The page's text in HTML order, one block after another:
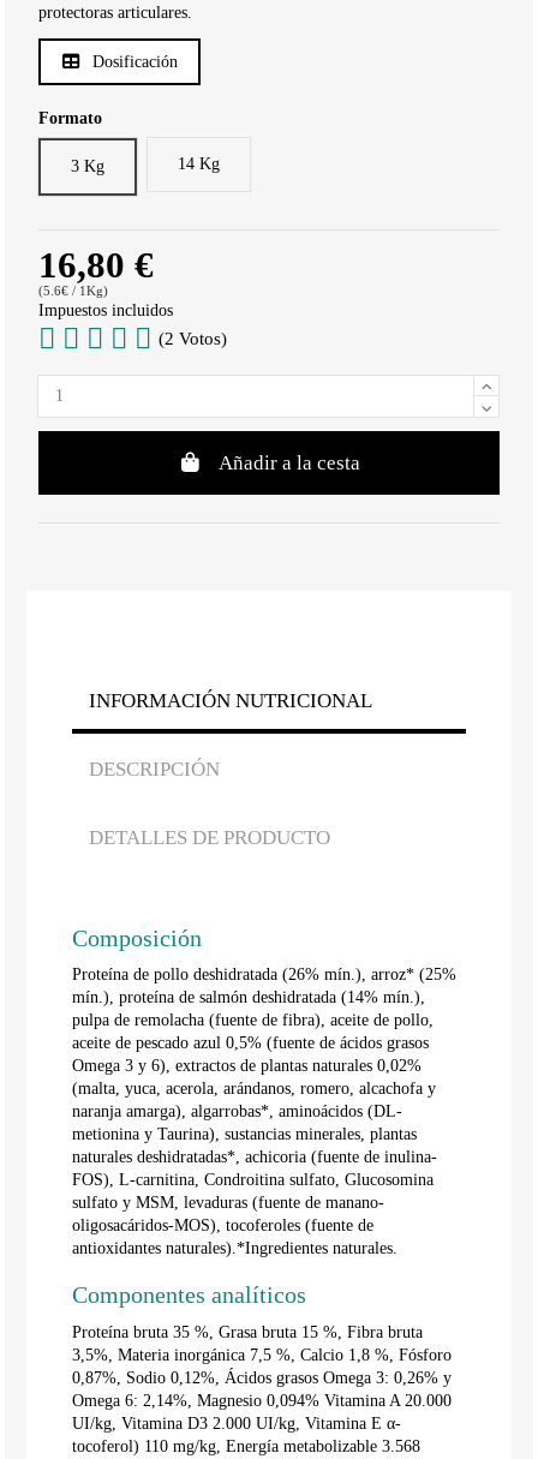
protectoras articulares.
Dosificación
Formato
3 Kg 14 Kg
16,80 €
(5.6€ / 1Kg)
Impuestos incluidos
(2 Votos)
Añadir a la cesta
INFORMACIÓN NUTRICIONAL
DESCRIPCIÓN
DETALLES DE PRODUCTO
Composición
Proteína de pollo deshidratada (26% mín.), arroz* (25%
mín.), proteína de salmón deshidratada (14% mín.),
pulpa de remolacha (fuente de fibra), aceite de pollo,
aceite de pescado azul 0,5% (fuente de ácidos grasos
Omega 3 y 6), extractos de plantas naturales 0,02%
(malta, yuca, acerola, arándanos, romero, alcachofa y
naranja amarga), algarrobas*, aminoácidos (DL-
metionina y Taurina), sustancias minerales, plantas
naturales deshidratadas*, achicoria (fuente de inulina-
FOS), L-carnitina, Condroitina sulfato, Glucosomina
sulfato y MSM, levaduras (fuente de manano-
oligosacáridos-MOS), tocoferoles (fuente de
antioxidantes naturales).*Ingredientes naturales.
Componentes analíticos
Proteína bruta 35 %, Grasa bruta 15 %, Fibra bruta
3,5%, Materia inorgánica 7,5 %, Calcio 1,8 %, Fósforo
0,87%, Sodio 0,12%, Ácidos grasos Omega 3: 0,26% y
Omega 6: 2,14%, Magnesio 0,094% Vitamina A 20.000
UI/kg, Vitamina D3 2.000 UI/kg, Vitamina E α-
tocoferol) 110 mg/kg, Energía metabolizable 3.568